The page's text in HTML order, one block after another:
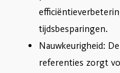
tijdsbesparingen.
Nauwkeurigheid:
referenties zorgt